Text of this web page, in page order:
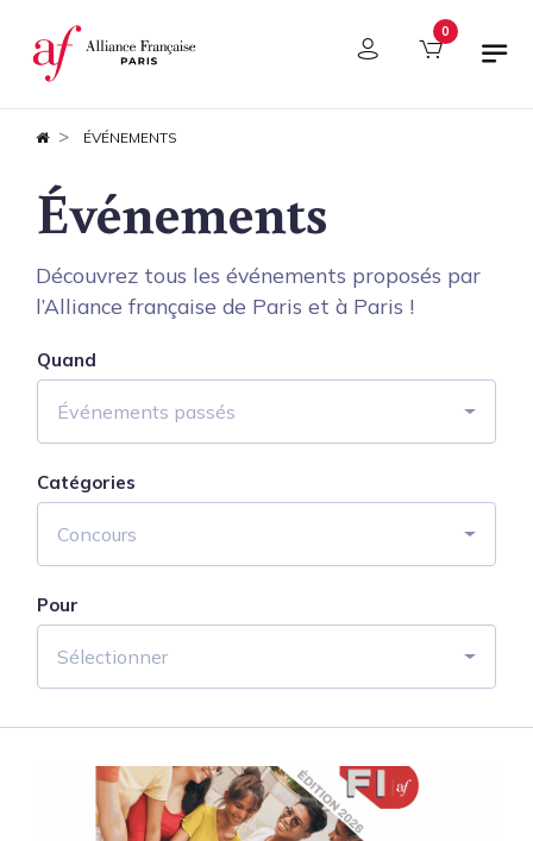
Panneau de gestion des cookies 0
ÉVÉNEMENTS
Événements
Découvrez tous les événements proposés par
l’Alliance française de Paris et à Paris !
Quand
Événements passés
Catégories
Concours
Pour
Sélectionner